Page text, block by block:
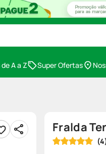
A a Z Super Ofertas
Fralda
(4